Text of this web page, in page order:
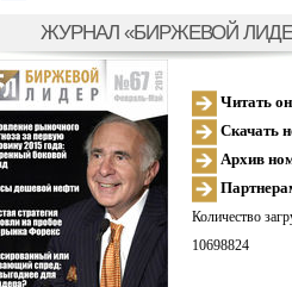
ЖУРНАЛ «БИРЖЕВОЙ
Читать
Скачать
Архив
Количество
10698824